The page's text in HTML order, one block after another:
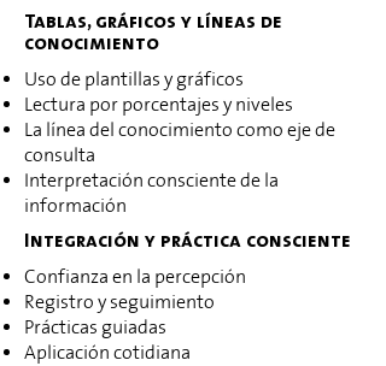
Tablas, gráficos y líneas de
conocimiento
Uso de plantillas y gráficos
Lectura por porcentajes y niveles
La línea del conocimiento como eje de
consulta
Interpretación consciente de la
información
Integración y práctica consciente
Confianza en la percepción
Registro y seguimiento
Prácticas guiadas
Aplicación cotidiana